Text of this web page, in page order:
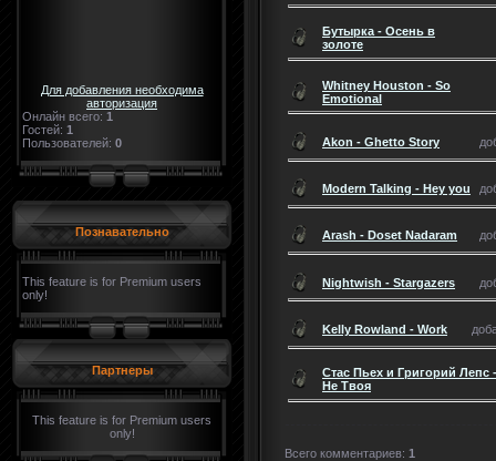
Для добавления необходима
авторизация
Онлайн всего: 1
Гостей: 1
Пользователей: 0
Познавательно
This feature is for Premium users
only!
Партнеры
This feature is for Premium users
only!
Бутырка - Осень в
золоте
Whitney Houston - So
Emotional
Akon - Ghetto Story
Modern Talking - Hey you
Arash - Doset Nadaram
Nightwish - Stargazers
Kelly Rowland - Work
Стас Пьех и Григорий Лепс
Не Твоя
Всего комментариев: 1